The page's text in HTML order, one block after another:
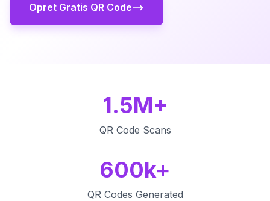
Opret Gratis QR Code
1.5M+
QR Code Scans
600k+
QR Codes Generated